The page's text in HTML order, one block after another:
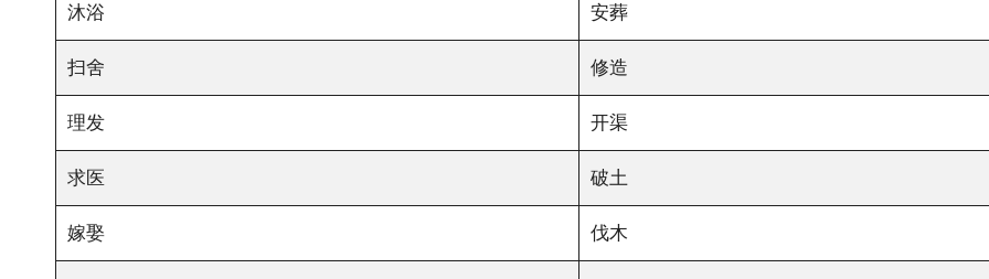
沐浴 安葬
扫舍 修造
理发 开渠
求医 破土
嫁娶 伐木